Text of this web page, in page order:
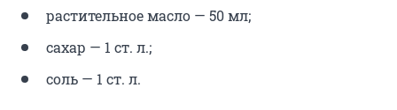
растительное масло — 50 мл;
сахар — 1 ст. л.;
соль — 1 ст. л.